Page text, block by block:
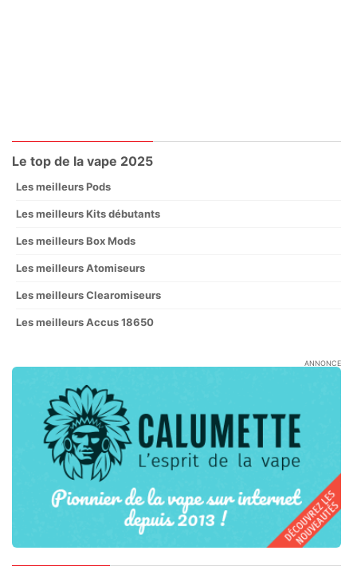
Le top de la vape 2025
Les meilleurs Pods
Les meilleurs Kits débutants
Les meilleurs Box Mods
Les meilleurs Atomiseurs
Les meilleurs Clearomiseurs
Les meilleurs Accus 18650
ANNONCE